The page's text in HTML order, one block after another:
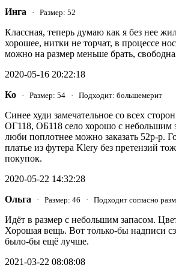
Инга · Размер: 52
Классная, теперь думаю как я без нее
хорошее, нитки не торчат, в процессе
можно на размер меньше брать,
2020-05-16 20:22:18
Ко · Размер: 54 · Подходит: большемерит
Синее худи замечательное со всех
ОГ118, ОБ118 село хорошо с небольшим
люби поплотнее можно заказать 52р-р.
платье из футера Klery без претензий
покупок.
2020-05-22 14:32:28
Ольга · Размер: 46 · Подходит согласно
Идёт в размер с небольшим запасом.
Хорошая вещь. Вот только-бы надписи
было-бы ещё лучше.
2021-03-22 08:08:08